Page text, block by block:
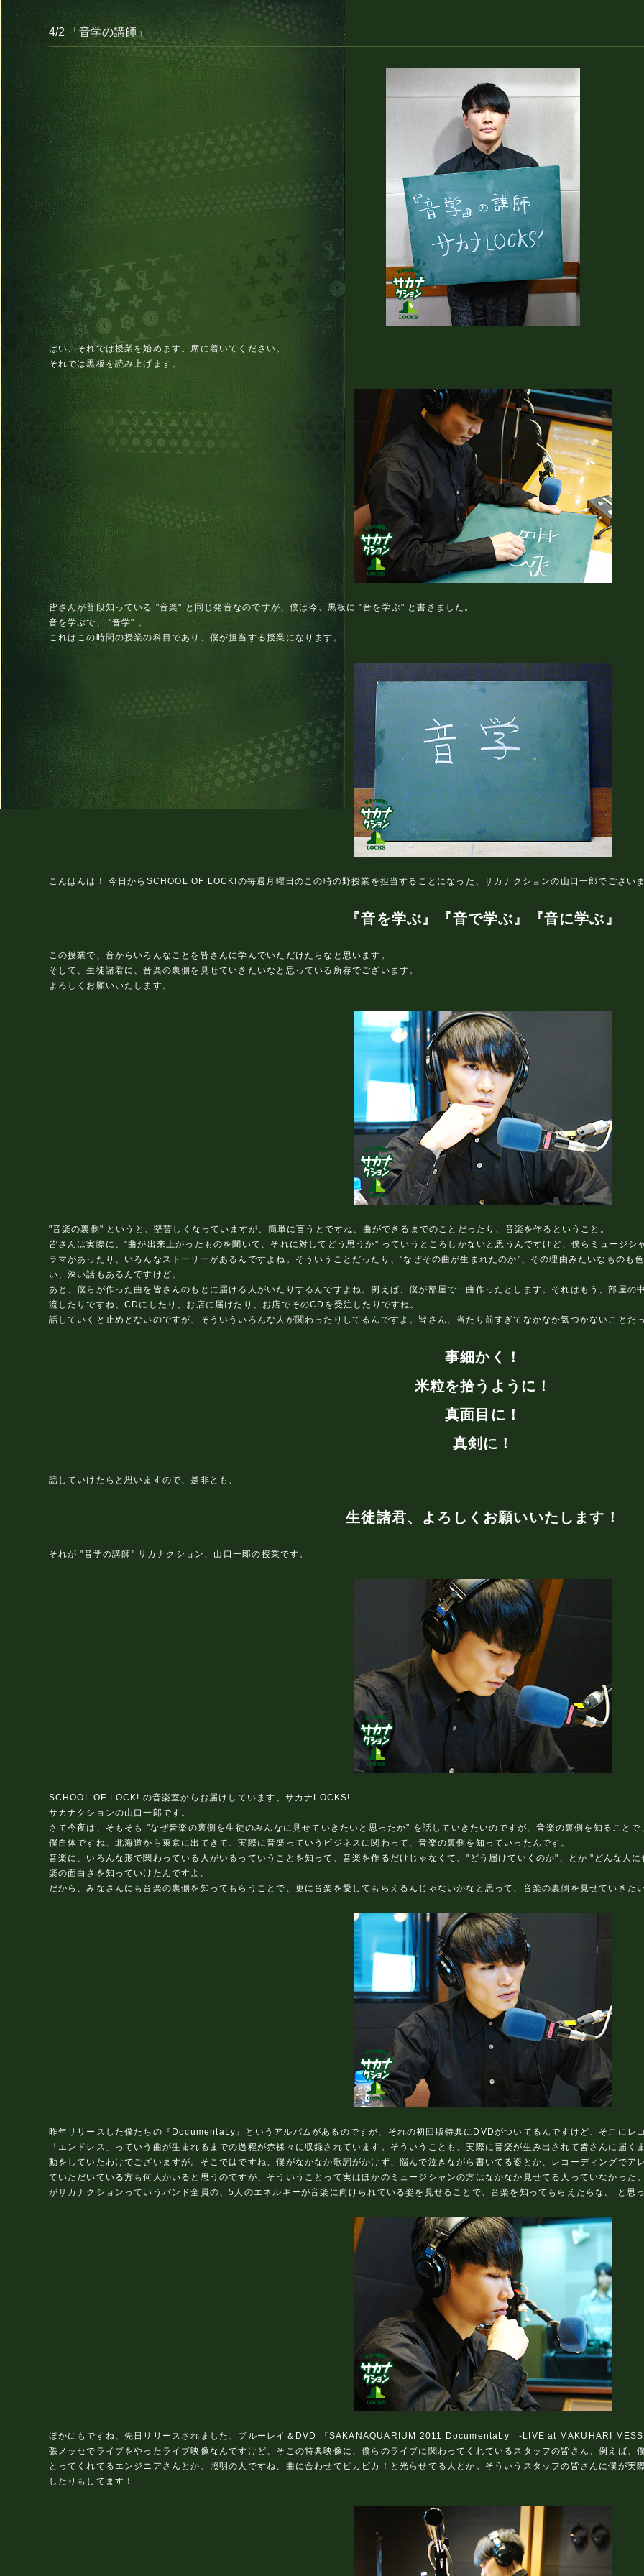
4/2 「音学の講師」
はい、それでは授業を始めます。席に着いてください。
それでは黒板を読み上げます。
皆さんが普段知っている "音楽" と同じ発音なのですが、僕は今、黒板に "音を学ぶ" と書きました。
音を学ぶで、 "音学" 。
これはこの時間の授業の科目であり、僕が担当する授業になります。
こんばんは！ 今日からSCHOOL OF LOCK!の毎週月曜日のこの時の野授業を担当することになった、サカナクションの山口一郎でござい
『音を学ぶ』『音で学ぶ』『音に学ぶ』
この授業で、音からいろんなことを皆さんに学んでいただけたらなと思います。
そして、生徒諸君に、音楽の裏側を見せていきたいなと思っている所存でございます。
よろしくお願いいたします。
"音楽の裏側" というと、堅苦しくなっていますが、簡単に言うとですね、曲ができるまでのことだったり、音楽を作るということ。
皆さんは実際に、"曲が出来上がったものを聞いて、それに対してどう思うか" っていうところしかないと思うんですけど、僕らミュージ
ラマがあったり、いろんなストーリーがあるんですよね。そういうことだったり、"なぜその曲が生まれたのか"、その理由みたいなものも
い、深い話もあるんですけど。
あと、僕らが作った曲を皆さんのもとに届ける人がいたりするんですよね。例えば、僕が部屋で一曲作ったとします。それはもう、部屋
流したりですね、CDにしたり、お店に届けたり、お店でそのCDを受注したりですね。
話していくと止めどないのですが、そういういろんな人が関わったりしてるんですよ。皆さん、当たり前すぎてなかなか気づかないこと
事細かく！
米粒を拾うように！
真面目に！
真剣に！
話していけたらと思いますので、是非とも、
生徒諸君、よろしくお願いいたします！
それが "音学の講師" サカナクション、山口一郎の授業です。
SCHOOL OF LOCK! の音楽室からお届けしています、サカナLOCKS!
サカナクションの山口一郎です。
さて今夜は、そもそも "なぜ音楽の裏側を生徒のみんなに見せていきたいと思ったか" を話していきたいのですが、音楽の裏側を知ること
僕自体ですね、北海道から東京に出てきて、実際に音楽っていうビジネスに関わって、音楽の裏側を知っていったんです。
音楽に、いろんな形で関わっている人がいるっていうことを知って、音楽を作るだけじゃなくて、"どう届けていくのか"、とか "どんな人
楽の面白さを知っていけたんですよ。
だから、みなさんにも音楽の裏側を知ってもらうことで、更に音楽を愛してもらえるんじゃないかなと思って、音楽の裏側を見せていきた
昨年リリースした僕たちの『DocumentaLy』というアルバムがあるのですが、それの初回版特典にDVDがついてるんですけど、そこにレ
「エンドレス」っていう曲が生まれるまでの過程が赤裸々に収録されています。そういうことも、実際に音楽が生み出されて皆さんに届
動をしていたわけでございますが。そこではですね、僕がなかなか歌詞がかけず、悩んで泣きながら書いてる姿とか、レコーディングで
ていただいている方も何人かいると思うのですが、そういうことって実はほかのミュージシャンの方はなかなか見せてる人っていなかっ
がサカナクションっていうバンド全員の、5人のエネルギーが音楽に向けられている姿を見せることで、音楽を知ってもらえたらな。 と思
ほかにもですね、先日リリースされました、ブルーレイ＆DVD 『SAKANAQUARIUM 2011 DocumentaLy -LIVE at MAKUHARI
張メッセでライブをやったライブ映像なんですけど、そこの特典映像に、僕らのライブに関わってくれているスタッフの皆さん、例えば
とってくれてるエンジニアさんとか、照明の人ですね、曲に合わせてピカピカ！と光らせてる人とか。そういうスタッフの皆さんに僕が
したりもしてます！